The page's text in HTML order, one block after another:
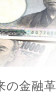
の金融革